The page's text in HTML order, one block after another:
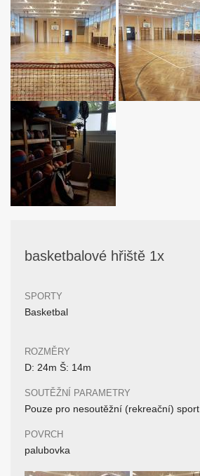
basketbalové hřiště 1x
SPORTY
Basketbal
ROZMĚRY
D: 24m Š: 14m
SOUTĚŽNÍ PARAMETRY
Pouze pro nesoutěžní (rekreační) sport
POVRCH
palubovka